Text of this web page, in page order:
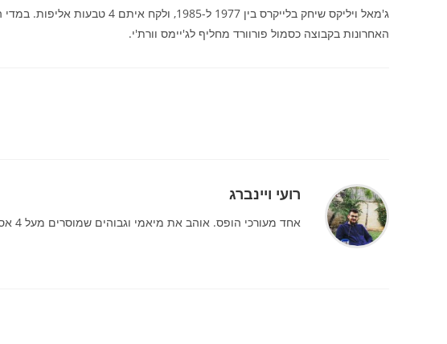
האחרונות בקבוצה כסמול פורוורד מחליף לג'יימס וורת'י.
רועי ויינברג
אחד מעורכי הופס. אוהב את מיאמי וגבוהים שמוסרים מעל 4 אסיסטים במשחק.